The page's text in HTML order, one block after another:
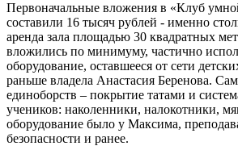
Первоначальные вложения в «Клуб
составили 16 тысяч рублей - именно
аренда зала площадью 30 квадратных
вложились по минимуму, частично
оборудование, оставшееся от сети
раньше владела Анастасия Беренова.
единоборств – покрытие татами и
учеников: наколенники, налокотники,
оборудование было у Максима,
безопасности и ранее.